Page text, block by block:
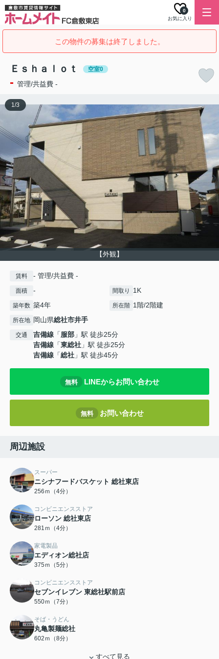
お気に入り
0
この物件の募集は終了しました。
Ｅｓｈａｌｏｔ 空室0
- 管理/共益費 -
【外観】
1/3
賃料 - 管理/共益費 -
面積 - 間取り 1K
築年数 築4年 所在階 1階/2階建
所在地 岡山県総社市井手
交通 吉備線 「服部 」駅 徒歩25分
吉備線 「東総社 」駅 徒歩25分
吉備線 「総社 」駅 徒歩45分
無料 LINEからお問い合わせ
無料 お問い合わせ
周辺施設
スーパー
ニシナフードバスケット 総社東店
256ｍ（4分）
コンビニエンスストア
ローソン 総社東店
281ｍ（4分）
家電製品
エディオン総社店
375ｍ（5分）
コンビニエンスストア
セブンイレブン 東総社駅前店
550ｍ（7分）
そば・うどん
丸亀製麺総社
602ｍ（8分）
すべて見る